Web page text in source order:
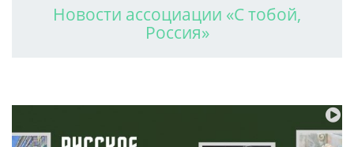
Новости ассоциации «С тобой,
Россия»